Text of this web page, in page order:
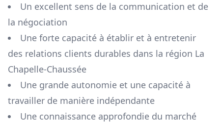
Un excellent sens de la communication et de
la négociation
Une forte capacité à établir et à entretenir
des relations clients durables dans la région La
Chapelle-Chaussée
Une grande autonomie et une capacité à
travailler de manière indépendante
Une connaissance approfondie du marché